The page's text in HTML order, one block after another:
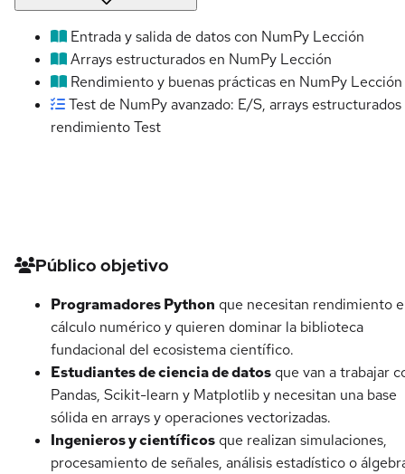
Entrada y salida de datos con NumPy Lección
Arrays estructurados en NumPy Lección
Rendimiento y buenas prácticas en NumPy Lección
Test de NumPy avanzado: E/S, arrays estructurados
rendimientoTest
Detalles del curso
Público objetivo
Programadores Python que necesitan rendimiento
cálculo numérico y quieren dominar la biblioteca
fundacional del ecosistema científico.
Estudiantes de ciencia de datos que van a trabajar
Pandas, Scikit-learn y Matplotlib y necesitan una base
sólida en arrays y operaciones vectorizadas.
Ingenieros y científicos que realizan simulaciones,
procesamiento de señales, análisis estadístico o